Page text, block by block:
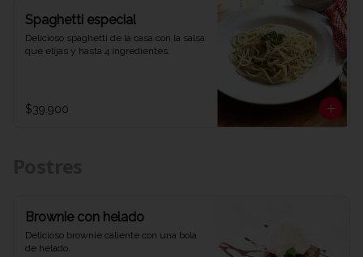
Spaghetti especial
Delicioso spaghetti de la casa con la salsa
que elijas y hasta 4 ingredientes.
$39.900
Brownie con helado
Delicioso brownie caliente con una bola
de helado.